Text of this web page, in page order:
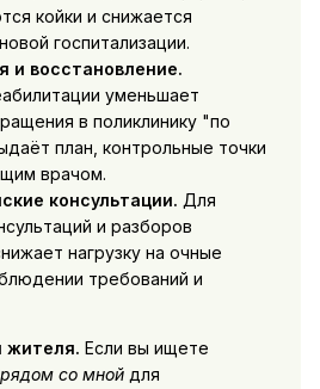
койки и снижается
госпитализации.
и восстановление.
уменьшает
в поликлинику "по
план, контрольные точки
врачом.
консультации. Для
и разборов
нагрузку на очные
требований и
жителя. Если вы ищете
со мнойдля